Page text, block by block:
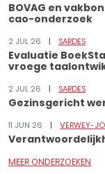
BOVAG en
cao-onderzoek
2 JUL 26 SARDES
Evaluatie
vroege
2 JUL 26 SARDES
Gezinsgericht
11 JUN 26 VERWEY-
MEER ONDERZOEKEN